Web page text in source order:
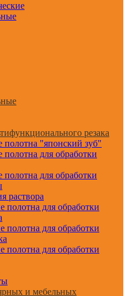
резака
"японский зуб"
для обработки
для обработки
раствора
для обработки
для обработки
для обработки
и мебельных